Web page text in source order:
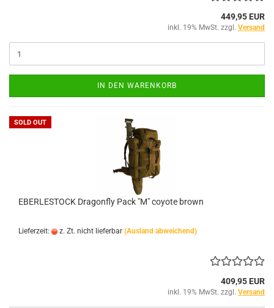
449,95 EUR
inkl. 19% MwSt. zzgl. Versand
IN DEN WARENKORB
SOLD OUT
EBERLESTOCK Dragonfly Pack "M" coyote brown
Lieferzeit: z. Zt. nicht lieferbar (Ausland abweichend)
409,95 EUR
inkl. 19% MwSt. zzgl. Versand